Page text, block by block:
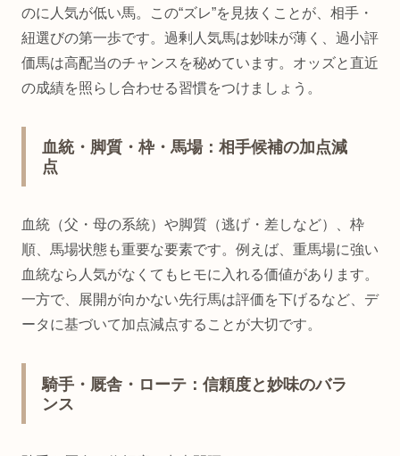
のに人気が低い馬。この“ズレ”を見抜くことが、相手・
紐選びの第一歩です。過剰人気馬は妙味が薄く、過小評
価馬は高配当のチャンスを秘めています。オッズと直近
の成績を照らし合わせる習慣をつけましょう。
血統・脚質・枠・馬場：相手候補の加点減
点
血統（父・母の系統）や脚質（逃げ・差しなど）、枠
順、馬場状態も重要な要素です。例えば、重馬場に強い
血統なら人気がなくてもヒモに入れる価値があります。
一方で、展開が向かない先行馬は評価を下げるなど、デ
ータに基づいて加点減点することが大切です。
騎手・厩舎・ローテ：信頼度と妙味のバラ
ンス